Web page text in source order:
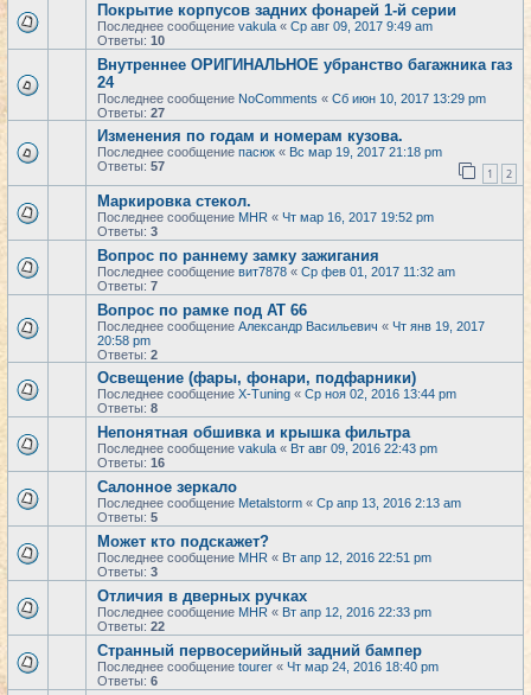
Покрытие корпусов задних фонарей 1-й серии
Последнее сообщение vakula « Ср авг 09, 2017 9:49 am
Ответы: 10
Внутреннее ОРИГИНАЛЬНОЕ убранство багажника газ
24
Последнее сообщение NoComments « Сб июн 10, 2017 13:29 pm
Ответы: 27
Изменения по годам и номерам кузова.
Последнее сообщение пасюк « Вс мар 19, 2017 21:18 pm
Ответы: 57 1 2
Маркировка стекол.
Последнее сообщение MHR « Чт мар 16, 2017 19:52 pm
Ответы: 3
Вопрос по раннему замку зажигания
Последнее сообщение вит7878 « Ср фев 01, 2017 11:32 am
Ответы: 7
Вопрос по рамке под АТ 66
Последнее сообщение Александр Васильевич « Чт янв 19, 2017
20:58 pm
Ответы: 2
Освещение (фары, фонари, подфарники)
Последнее сообщение X-Tuning « Ср ноя 02, 2016 13:44 pm
Ответы: 8
Непонятная обшивка и крышка фильтра
Последнее сообщение vakula « Вт авг 09, 2016 22:43 pm
Ответы: 16
Салонное зеркало
Последнее сообщение Metalstorm « Ср апр 13, 2016 2:13 am
Ответы: 5
Может кто подскажет?
Последнее сообщение MHR « Вт апр 12, 2016 22:51 pm
Ответы: 3
Отличия в дверных ручках
Последнее сообщение MHR « Вт апр 12, 2016 22:33 pm
Ответы: 22
Странный первосерийный задний бампер
Последнее сообщение tourer « Чт мар 24, 2016 18:40 pm
Ответы: 6